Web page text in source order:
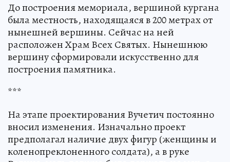
До построения мемориала, вершиной кургана
была местность, находящаяся в 200 метрах от
нынешней вершины. Сейчас на ней
расположен Храм Всех Святых. Нынешнюю
вершину сформировали искусственно для
построения памятника.
***
На этапе проектирования Вучетич постоянно
вносил изменения. Изначально проект
предполагал наличие двух фигур (женщины и
коленопреклоненного солдата), а в руке